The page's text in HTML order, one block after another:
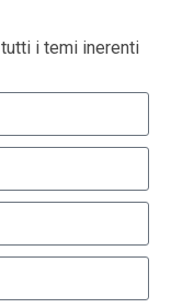
i temi inerenti